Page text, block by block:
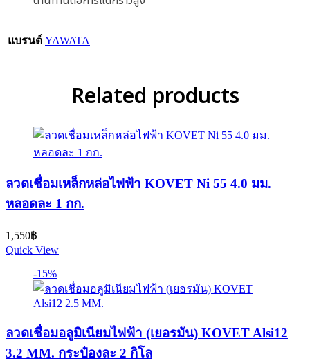
แบรนด์ YAWATA
Related products
ลวดเชื่อมเหล็กหล่อไฟฟ้า KOVET Ni 55 4.0 มม.
หลอดละ 1 กก.
1,550฿
Quick View
-15%
ลวดเชื่อมอลูมิเนียมไฟฟ้า (เยอรมัน) KOVET Alsi12
3.2 MM. กระป๋องละ 2 กิโล